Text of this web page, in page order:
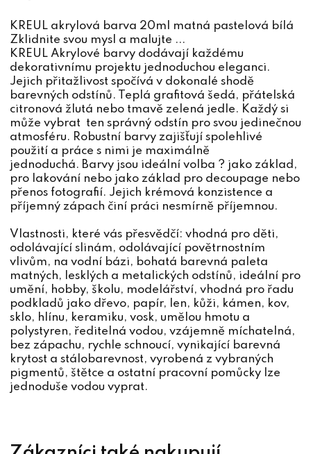
KREUL akrylová barva 20ml matná pastelová bílá
Zklidnite svou mysl a malujte ...
KREUL Akrylové barvy dodávají každému
dekorativnímu projektu jednoduchou eleganci.
Jejich přitažlivost spočívá v dokonalé shodě
barevných odstínů. Teplá grafitová šedá, přátelská
citronová žlutá nebo tmavě zelená jedle. Každý si
může vybrat ten správný odstín pro svou jedinečnou
atmosféru. Robustní barvy zajišťují spolehlivé
použití a práce s nimi je maximálně
jednoduchá. Barvy jsou ideální volba ? jako základ,
pro lakování nebo jako základ pro decoupage nebo
přenos fotografií. Jejich krémová konzistence a
příjemný zápach činí práci nesmírně příjemnou.
Vlastnosti, které vás přesvědčí: vhodná pro děti,
odolávající slinám, odolávající povětrnostním
vlivům, na vodní bázi, bohatá barevná paleta
matných, lesklých a metalických odstínů, ideální pro
umění, hobby, školu, modelářství, vhodná pro řadu
podkladů jako dřevo, papír, len, kůži, kámen, kov,
sklo, hlínu, keramiku, vosk, umělou hmotu a
polystyren, ředitelná vodou, vzájemně míchatelná,
bez zápachu, rychle schnoucí, vynikající barevná
krytost a stálobarevnost, vyrobená z vybraných
pigmentů, štětce a ostatní pracovní pomůcky lze
jednoduše vodou vyprat.